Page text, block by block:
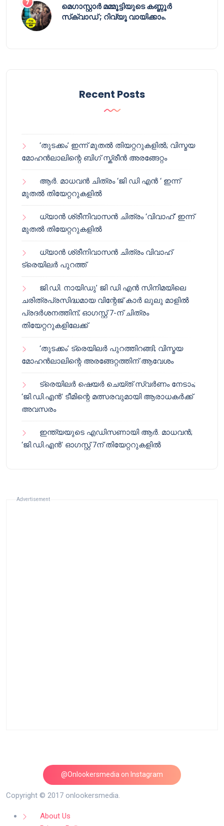
മെഗാസ്റ്റാർ മമ്മൂട്ടിയുടെ കണ്ണൂർ
സ്‌ക്വാഡ് ; റിവ്യൂ വായിക്കാം.
Recent Posts
‘തുടക്കം’ ഇന്ന് മുതൽ തിയറ്ററുകളിൽ; വിസ്മയ
മോഹൻലാലിന്റെ ബിഗ് സ്ക്രീൻ അരങ്ങേറ്റം
ആർ. മാധവൻ ചിത്രം ‘ജി ഡി എൻ ‘ ഇന്ന്
മുതൽ തിയേറ്ററുകളിൽ
ധ്യാൻ ശ്രീനിവാസൻ ചിത്രം ‘വിവാഹ്’ ഇന്ന്
മുതൽ തിയേറ്ററുകളിൽ
ധ്യാൻ ശ്രീനിവാസൻ ചിത്രം വിവാഹ്
ട്രെയിലർ പുറത്ത്
ജി.ഡി. നായിഡു’ ജി ഡി എൻ സിനിമയിലെ
ചരിത്രപ്രസിദ്ധമായ വിന്റേജ് കാർ ലുലു മാളിൽ
പ്രദർശനത്തിന്; ഓഗസ്റ്റ് 7-ന് ചിത്രം
തിയേറ്ററുകളിലേക്ക്
‘തുടക്കം’ ട്രെയിലർ പുറത്തിറങ്ങി; വിസ്മയ
മോഹൻലാലിന്റെ അരങ്ങേറ്റത്തിന് ആവേശം
ട്രെയിലർ ഷെയർ ചെയ്‌ത് സ്വർണം നേടാം;
‘ജി.ഡി.എൻ’ ടീമിന്റെ മത്സരവുമായി ആരാധകർക്ക്
അവസരം
ഇന്ത്യയുടെ എഡിസണായി ആർ. മാധവൻ;
‘ജി.ഡി.എൻ’ ഓഗസ്റ്റ് 7ന് തിയേറ്ററുകളിൽ
Advertisement
@Onlookersmedia on Instagram
Follow on Instagram
Copyright © 2017 onlookersmedia.
About Us